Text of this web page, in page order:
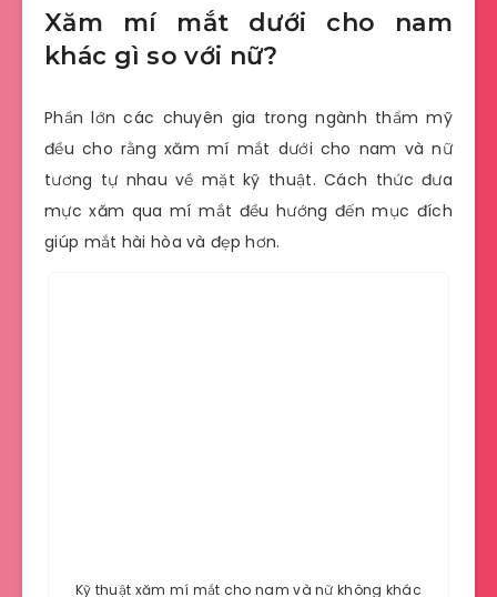
Xăm mí mắt dưới cho nam
khác gì so với nữ?
Phần lớn các chuyên gia trong ngành thẩm mỹ
đều cho rằng xăm mí mắt dưới cho nam và nữ
tương tự nhau về mặt kỹ thuật. Cách thức đưa
mực xăm qua mí mắt đều hướng đến mục đích
giúp mắt hài hòa và đẹp hơn.
Kỹ thuật xăm mí mắt cho nam và nữ không khác